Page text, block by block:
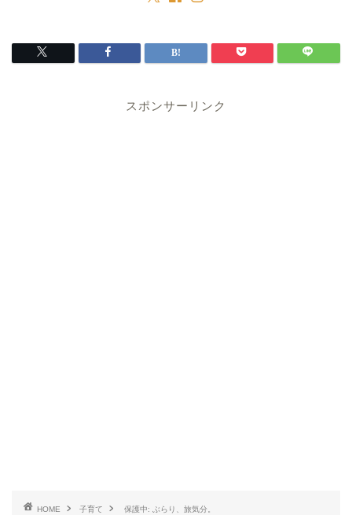
スポンサーリンク
HOME 子育て 保護中: ぶらり、旅気分。